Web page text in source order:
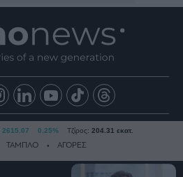
2615.07 0.25% Τζίρος: 204.31 εκατ.
ΤΑΜΠΛΟ ΑΓΟΡΕΣ